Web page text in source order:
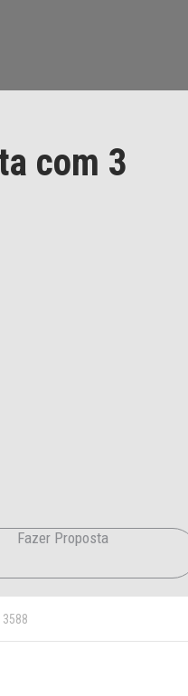
com 3
Fazer Proposta
3588